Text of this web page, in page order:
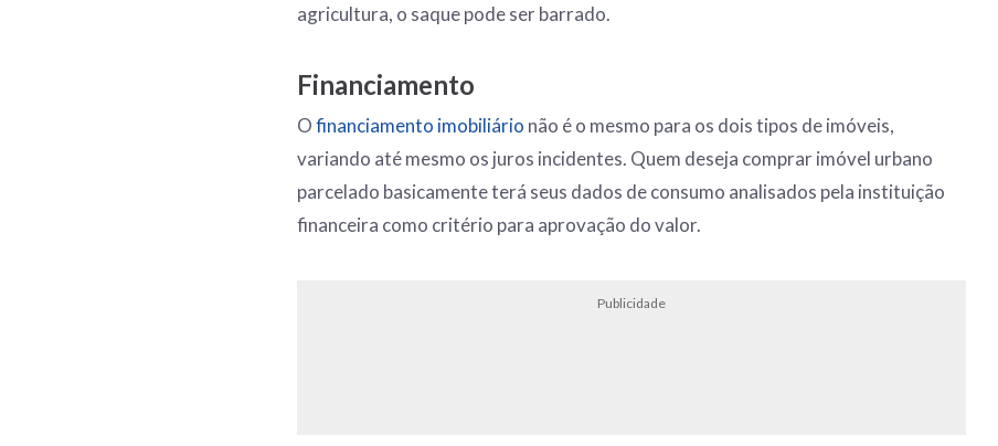
agricultura, o saque pode ser barrado.
Financiamento
Ofinanciamento imobiliário não é o mesmo para os dois tipos de imóveis,
variando até mesmo os juros incidentes. Quem deseja comprar imóvel urbano
parcelado basicamente terá seus dados de consumo analisados pela instituição
financeira como critério para aprovação do valor.
Publicidade